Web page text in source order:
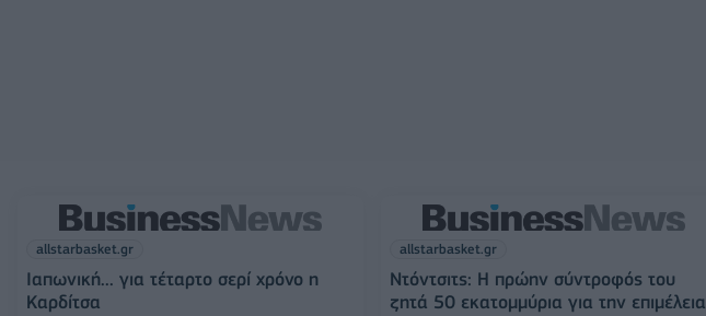
allstarbasket.gr
Ιαπωνική... για τέταρτο σερί χρόνο η
Καρδίτσα
allstarbasket.gr
Ντόντσιτς: Η πρώην σύντροφός του
ζητά 50 εκατομμύρια για την επιμέλεια